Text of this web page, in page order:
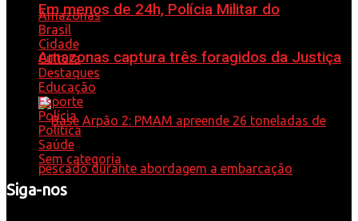
Em menos de 24h, Polícia Militar do
Amazonas captura três foragidos da Justiça
Amazonas
Brasil
Cidade
Cultura
Destaques
Educação
Esporte
Polícia
Política
Saúde
Sem categoria
Siga-nos